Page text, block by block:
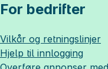
For bedrifter
Vilkår og retningslinjer
Hjelp til innlogging